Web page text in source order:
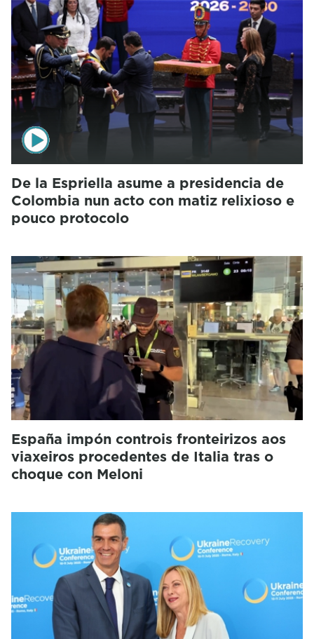
De la Espriella asume a presidencia de
Colombia nun acto con matiz relixioso e
pouco protocolo
España impón controis fronteirizos aos
viaxeiros procedentes de Italia tras o
choque con Meloni